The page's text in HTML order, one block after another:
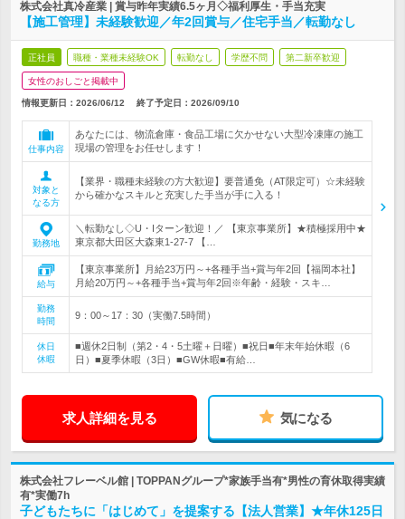
株式会社真冷産業 | 賞与昨年実績6.5ヶ月◇福利厚生・手当充実
【施工管理】未経験歓迎／年2回賞与／住宅手当／転勤なし
正社員 職種・業種未経験OK 転勤なし 学歴不問 第二新卒歓迎
女性のおしごと掲載中
情報更新日：2026/06/12 終了予定日： 2026/09/10
仕事内容
あなたには、物流倉庫・食品工場に欠かせない大型冷凍庫の施工
現場の管理をお任せします！
対象と
なる方
【業界・職種未経験の方大歓迎】要普通免（AT限定可）☆未経験
から確かなスキルと充実した手当が手に入る！
勤務地
＼転勤なし◇U・Iターン歓迎！／ 【東京事業所】★積極採用中★
東京都大田区大森東1-27-7 【…
給与
【東京事業所】月給23万円～+各種手当+賞与年2回【福岡本社】
月給20万円～+各種手当+賞与年2回※年齢・経験・スキ…
勤務
時間
9：00～17：30（実働7.5時間）
休日
休暇
■週休2日制（第2・4・5土曜＋日曜）■祝日■年末年始休暇（6
日）■夏季休暇（3日）■GW休暇■有給…
求人詳細を見る 気になる
株式会社フレーベル館 | TOPPANグループ*家族手当有*男性の育休取得実績
有*実働7h
子どもたちに「はじめて」を提案する【法人営業】★年休125日